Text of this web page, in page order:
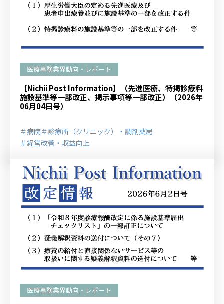
医療事務業界動向・レポート
【Nichii Post Information】（先進医療、特掲診療料
施設基準等一部改正、掲示事項等一部改正）（2026年
06月04日号）
＃病院＃診療所（クリニック）・調剤薬局
＃経営改善・収益向上
医療事務業界動向・レポート